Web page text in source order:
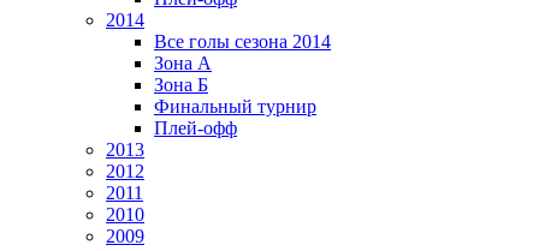
2014
Все голы сезона 2014
Зона А
Зона Б
Финальный турнир
Плей-офф
2013
2012
2011
2010
2009